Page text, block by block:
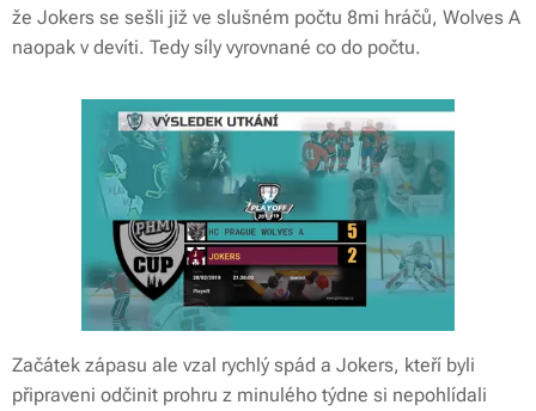
že Jokers se sešli již ve slušném počtu 8mi hráčů, Wolves A
naopak v devíti. Tedy síly vyrovnané co do počtu.
Začátek zápasu ale vzal rychlý spád a Jokers, kteří byli
připraveni odčinit prohru z minulého týdne si nepohlídali